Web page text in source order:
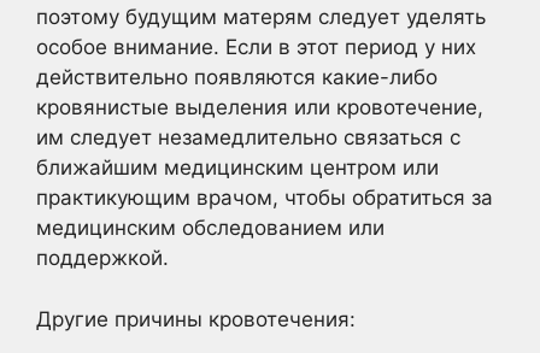
поэтому будущим матерям следует уделять
особое внимание. Если в этот период у них
действительно появляются какие-либо
кровянистые выделения или кровотечение,
им следует незамедлительно связаться с
ближайшим медицинским центром или
практикующим врачом, чтобы обратиться за
медицинским обследованием или
поддержкой.
Другие причины кровотечения: